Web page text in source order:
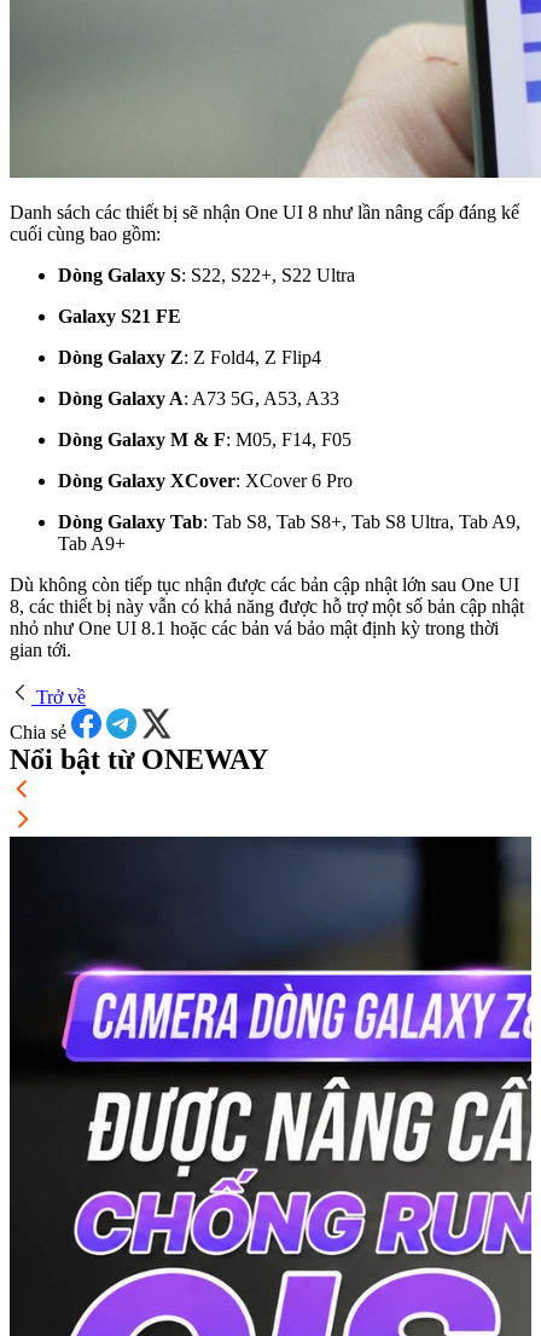
Danh sách các thiết bị sẽ nhận One UI 8 như lần nâng cấp đáng kể
cuối cùng bao gồm:
Dòng Galaxy S: S22, S22+, S22 Ultra
Galaxy S21 FE
Dòng Galaxy Z: Z Fold4, Z Flip4
Dòng Galaxy A: A73 5G, A53, A33
Dòng Galaxy M & F: M05, F14, F05
Dòng Galaxy XCover: XCover 6 Pro
Dòng Galaxy Tab: Tab S8, Tab S8+, Tab S8 Ultra, Tab A9,
Tab A9+
Dù không còn tiếp tục nhận được các bản cập nhật lớn sau One UI
8, các thiết bị này vẫn có khả năng được hỗ trợ một số bản cập nhật
nhỏ như One UI 8.1 hoặc các bản vá bảo mật định kỳ trong thời
gian tới.
Trở về
Chia sẻ
Nổi bật từ ONEWAY